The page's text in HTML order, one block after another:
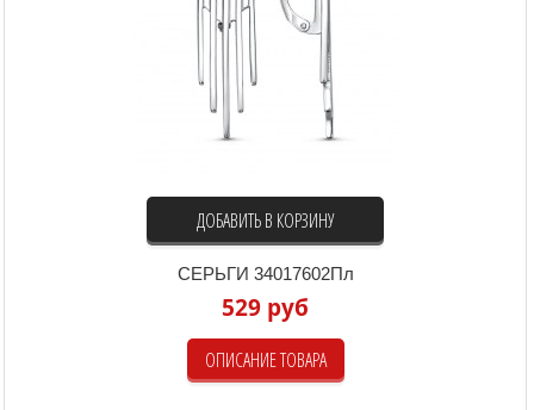
ДОБАВИТЬ В КОРЗИНУ
СЕРЬГИ 34017602Пл
529 руб
ОПИСАНИЕ ТОВАРА